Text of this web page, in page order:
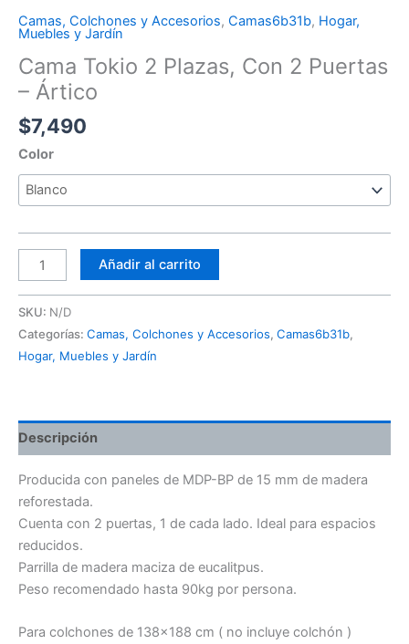
Camas, Colchones y Accesorios, Camas6b31b, Hogar,
Muebles y Jardín
Cama Tokio 2 Plazas, Con 2 Puertas
– Ártico
$7,490
Color
Añadir al carrito
SKU: N/D
Categorías: Camas, Colchones y Accesorios, Camas6b31b,
Hogar, Muebles y Jardín
Descripción
Producida con paneles de MDP-BP de 15 mm de madera
reforestada.
Cuenta con 2 puertas, 1 de cada lado. Ideal para espacios
reducidos.
Parrilla de madera maciza de eucalitpus.
Peso recomendado hasta 90kg por persona.
Para colchones de 138×188 cm ( no incluye colchón )